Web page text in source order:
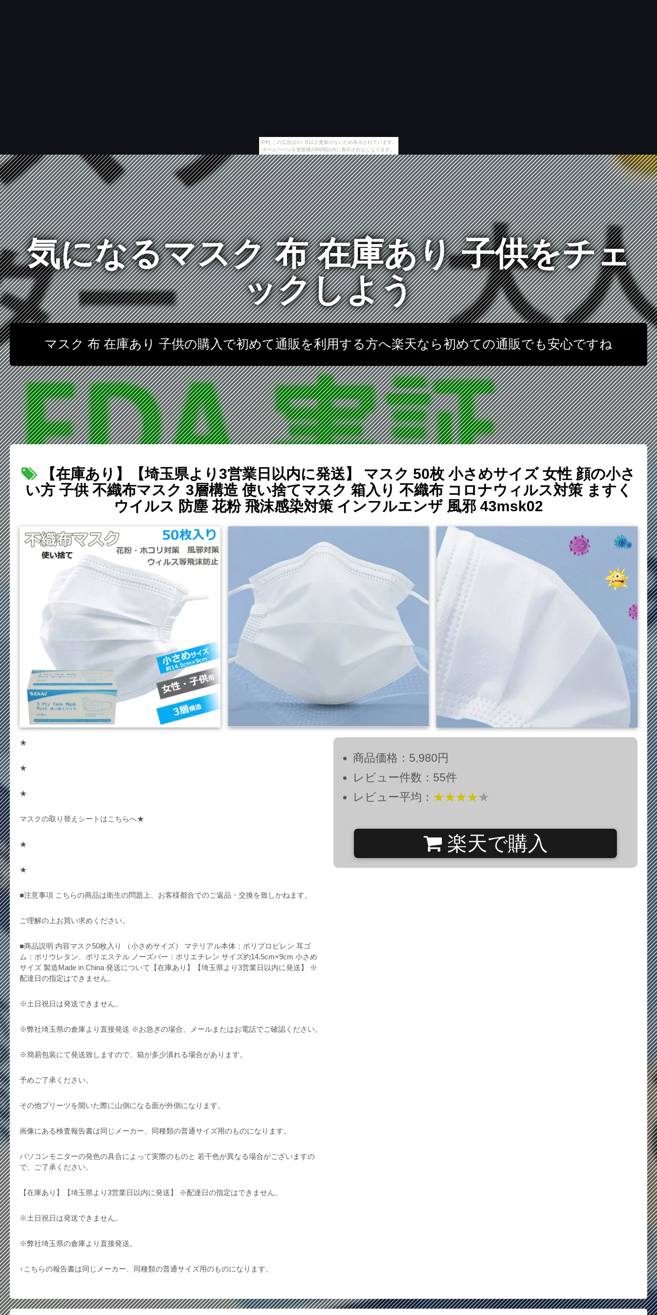
[PR] この広告は3ヶ月以上更新がないため表示されています。
ホームページを更新後24時間以内に表示されなくなります。
気になるマスク 布 在庫あり 子供をチェ
ックしよう
マスク 布 在庫あり 子供の購入で初めて通販を利用する方へ楽天なら初めての通販でも安心ですね
【在庫あり】【埼玉県より3営業日以内に発送】 マスク 50枚 小さめサイズ 女性 顔の小さ
い方 子供 不織布マスク 3層構造 使い捨てマスク 箱入り 不織布 コロナウィルス対策 ますく
ウイルス 防塵 花粉 飛沫感染対策 インフルエンザ 風邪 43msk02
★
★
★
マスクの取り替えシートはこちらへ★
★
★
■注意事項 こちらの商品は衛生の問題上、お客様都合でのご返品・交換を致しかねます。
ご理解の上お買い求めください。
■商品説明 内容マスク50枚入り （小さめサイズ） マテリアル本体：ポリプロピレン 耳ゴ
ム：ポリウレタン、ポリエステル ノーズバー：ポリエチレン サイズ約14.5cm×9cm 小さめ
サイズ 製造Made in China 発送について【在庫あり】【埼玉県より3営業日以内に発送】 ※
配達日の指定はできません。
※土日祝日は発送できません。
※弊社埼玉県の倉庫より直接発送 ※お急ぎの場合、メールまたはお電話でご確認ください。
※簡易包装にて発送致しますので、箱が多少潰れる場合があります。
予めご了承ください。
その他プリーツを開いた際に山側になる面が外側になります。
画像にある検査報告書は同じメーカー、同種類の普通サイズ用のものになります。
パソコンモニターの発色の具合によって実際のものと 若干色が異なる場合がございますの
で、ご了承ください。
【在庫あり】【埼玉県より3営業日以内に発送】 ※配達日の指定はできません。
※土日祝日は発送できません。
※弊社埼玉県の倉庫より直接発送。
↑こちらの報告書は同じメーカー、同種類の普通サイズ用のものになります。
商品価格：5,980円
レビュー件数：55件
レビュー平均： ★★★★★
楽天で購入